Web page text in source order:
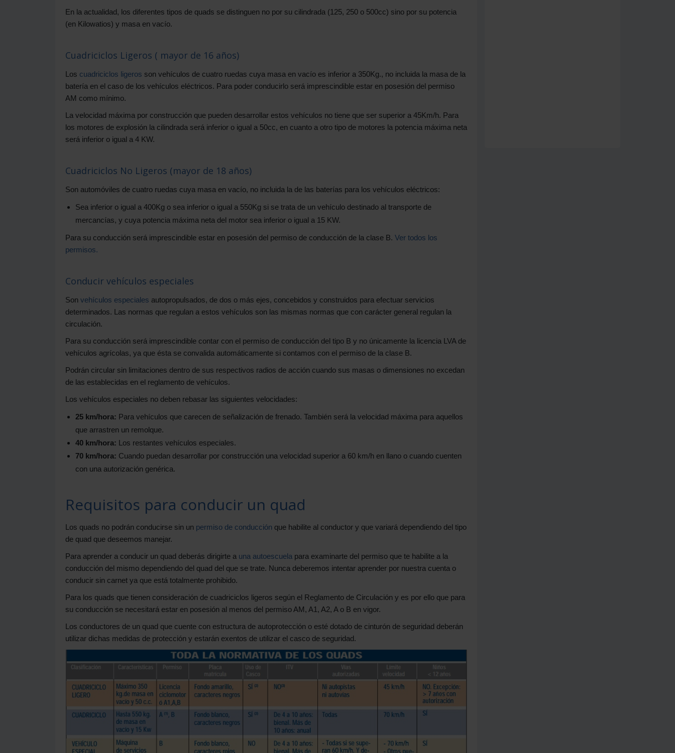
En la actualidad, los diferentes tipos de quads se distinguen no por su cilindrada (125, 250 o 500cc) sino por su potencia
(en Kilowatios) y masa en vacío.
Cuadriciclos Ligeros ( mayor de 16 años)
Los cuadriciclos ligeros son vehículos de cuatro ruedas cuya masa en vacío es inferior a 350Kg., no incluida la masa de la
batería en el caso de los vehículos eléctricos. Para poder conducirlo será imprescindible estar en posesión del permiso
AM como mínimo.
La velocidad máxima por construcción que pueden desarrollar estos vehículos no tiene que ser superior a 45Km/h. Para
los motores de explosión la cilindrada será inferior o igual a 50cc, en cuanto a otro tipo de motores la potencia máxima neta
será inferior o igual a 4 KW.
Cuadriciclos No Ligeros (mayor de 18 años)
Son automóviles de cuatro ruedas cuya masa en vacío, no incluida la de las baterías para los vehículos eléctricos:
Sea inferior o igual a 400Kg o sea inferior o igual a 550Kg si se trata de un vehículo destinado al transporte de
mercancías, y cuya potencia máxima neta del motor sea inferior o igual a 15 KW.
Para su conducción será imprescindible estar en posesión del permiso de conducción de la clase B. Ver todos los
permisos.
Conducir vehículos especiales
Son vehículos especiales autopropulsados, de dos o más ejes, concebidos y construidos para efectuar servicios
determinados. Las normas que regulan a estos vehículos son las mismas normas que con carácter general regulan la
circulación.
Para su conducción será imprescindible contar con el permiso de conducción del tipo B y no únicamente la licencia LVA de
vehículos agrícolas, ya que ésta se convalida automáticamente si contamos con el permiso de la clase B.
Podrán circular sin limitaciones dentro de sus respectivos radios de acción cuando sus masas o dimensiones no excedan
de las establecidas en el reglamento de vehículos.
Los vehículos especiales no deben rebasar las siguientes velocidades:
25 km/hora: Para vehículos que carecen de señalización de frenado. También será la velocidad máxima para aquellos
que arrastren un remolque.
40 km/hora: Los restantes vehículos especiales.
70 km/hora: Cuando puedan desarrollar por construcción una velocidad superior a 60 km/h en llano o cuando cuenten
con una autorización genérica.
Requisitos para conducir un quad
Los quads no podrán conducirse sin un permiso de conducción que habilite al conductor y que variará dependiendo del tipo
de quad que deseemos manejar.
Para aprender a conducir un quad deberás dirigirte a una autoescuela para examinarte del permiso que te habilite a la
conducción del mismo dependiendo del quad del que se trate. Nunca deberemos intentar aprender por nuestra cuenta o
conducir sin carnet ya que está totalmente prohibido.
Para los quads que tienen consideración de cuadriciclos ligeros según el Reglamento de Circulación y es por ello que para
su conducción se necesitará estar en posesión al menos del permiso AM, A1, A2, A o B en vigor.
Los conductores de un quad que cuente con estructura de autoprotección o esté dotado de cinturón de seguridad deberán
utilizar dichas medidas de protección y estarán exentos de utilizar el casco de seguridad.